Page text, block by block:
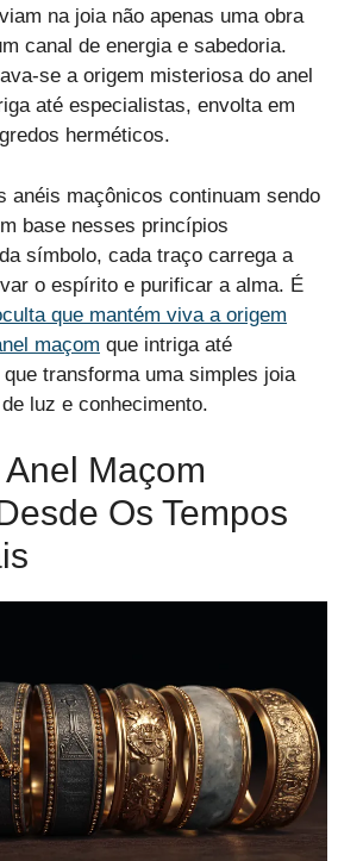
na joia não apenas uma obra
canal de energia e sabedoria.
se a origem misteriosa do anel
até especialistas, envolta em
herméticos.
anéis maçônicos continuam sendo
base nesses princípios
símbolo, cada traço carrega a
o espírito e purificar a alma. É
que mantém viva a origem
maçom que intriga até
transforma uma simples joia
luz e conhecimento.
Maçom
Os Tempos